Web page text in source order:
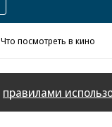
Что посмотреть в кино
правилами